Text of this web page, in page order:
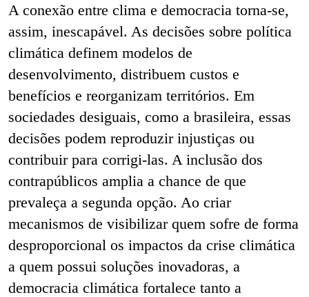
A conexão entre clima e democracia torna-se,
assim, inescapável. As decisões sobre política
climática definem modelos de
desenvolvimento, distribuem custos e
benefícios e reorganizam territórios. Em
sociedades desiguais, como a brasileira, essas
decisões podem reproduzir injustiças ou
contribuir para corrigi-las. A inclusão dos
contrapúblicos amplia a chance de que
prevaleça a segunda opção. Ao criar
mecanismos de visibilizar quem sofre de forma
desproporcional os impactos da crise climática
a quem possui soluções inovadoras, a
democracia climática fortalece tanto a